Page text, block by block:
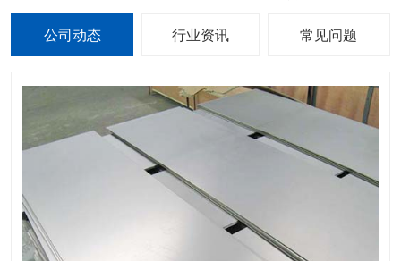
公司动态 行业资讯 常见问题